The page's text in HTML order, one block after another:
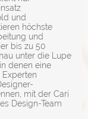
und
höchste
und
bis zu 50
unter die Lupe
denen eine
mit der Cari
Design-Team